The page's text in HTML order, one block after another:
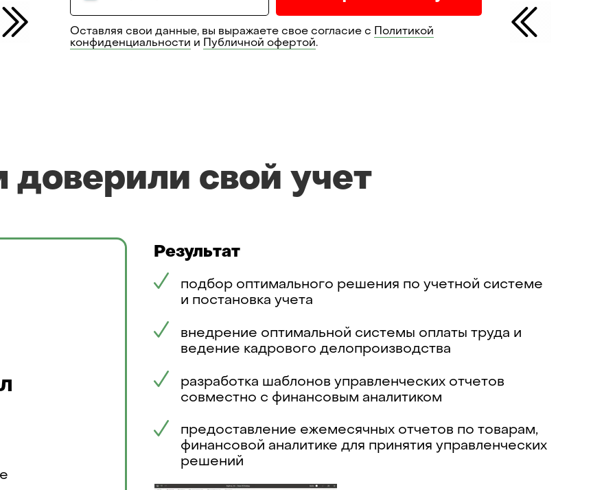
Оставляя свои данные, вы выражаете свое согласие с
Политикой
конфиденциальности и Публичной офертой.
Результат
подбор оптимального решения по учетной системе
и постановка учета
внедрение оптимальной системы оплаты труда и
ведение кадрового делопроизводства
разработка шаблонов управленческих отчетов
совместно с финансовым аналитиком
предоставление ежемесячных отчетов по товарам,
финансовой аналитике для принятия управленческих
решений
доверили свой учет